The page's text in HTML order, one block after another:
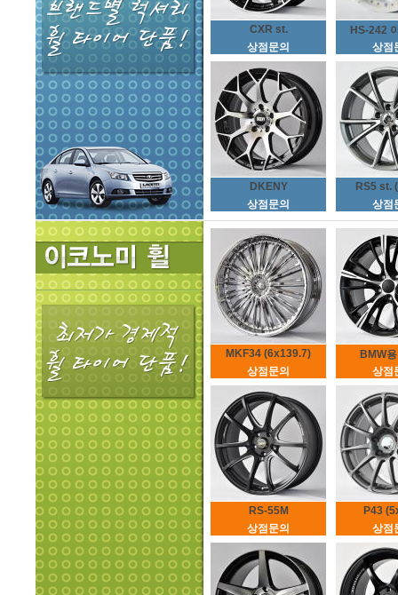
CXR st.
상점문의
HS-242
상점
DKENY
상점문의
RS5 st.
상점
MKF34 (6x139.7)
상점문의
BMW
상점
RS-55M
상점문의
P43
상점